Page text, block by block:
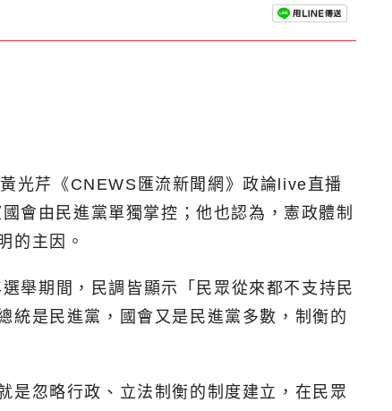
光芹《CNEWS匯流新聞網》政論live直播
會由民進黨單獨掌控；他也認為，憲政體制
的主因。
舉期間，民調皆顯示「民眾從來都不支持民
統是民進黨，國會又是民進黨多數，制衡的
是忽略行政、立法制衡的制度建立，在民眾